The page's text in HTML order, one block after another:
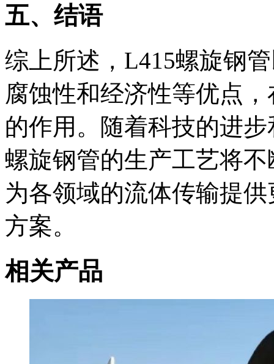
五、结语
综上所述，L415螺旋钢
腐蚀性和经济性等优点
的作用。随着科技的进
螺旋钢管的生产工艺将
为各领域的流体传输提
方案。
相关产品